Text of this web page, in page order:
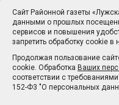
Сайт Районной газеты
данными о прошлых
и повышения удобства
cookie в настройка браузера.
Продолжая пользование
Сайт Районной газеты
данными о прошлых
сервисов и повышения
запретить обработку cookie в
Продолжая пользование
cookie. Обработка Ваших
соответствии с
152-Ф3 "О персональных